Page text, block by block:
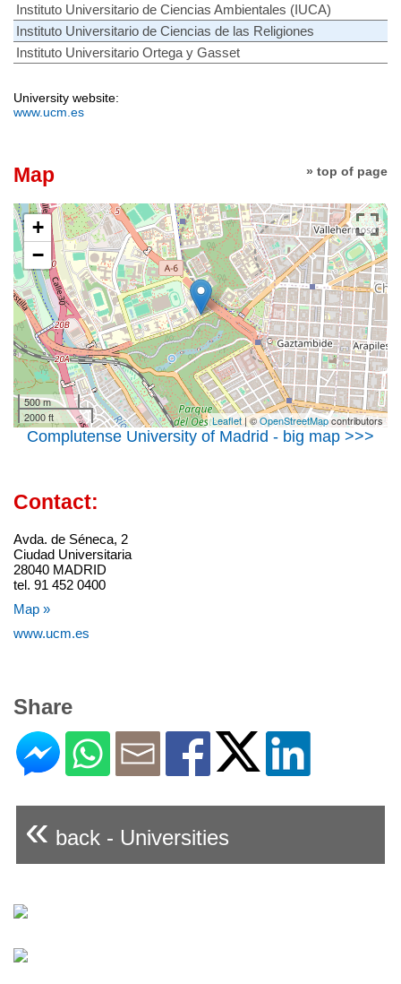
Instituto Universitario de Ciencias Ambientales (IUCA)
Instituto Universitario de Ciencias de las Religiones
Instituto Universitario Ortega y Gasset
University website:
www.ucm.es
» top of page
Map
+
−
500 m
2000 ft
Leaflet| ©OpenStreetMapcontributors
Complutense University of Madrid - big map >>>
Contact:
Avda. de Séneca, 2
Ciudad Universitaria
28040 MADRID
tel. 91 452 0400
Map »
www.ucm.es
Share
« back - Universities